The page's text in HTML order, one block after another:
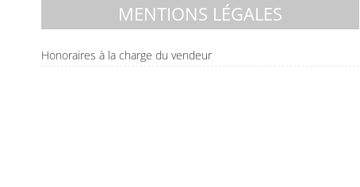
MENTIONS LÉGALES
Honoraires à la charge du vendeur